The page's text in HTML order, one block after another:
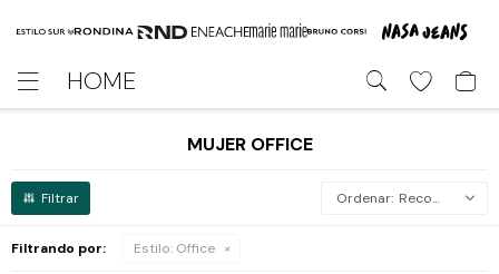
HOME

MUJER OFFICE
Recomendados
Filtrando por: Estilo: Office